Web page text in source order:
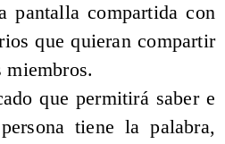
pantalla compartida con
que quieran compartir
miembros.
que permitirá saber e
tiene la palabra,